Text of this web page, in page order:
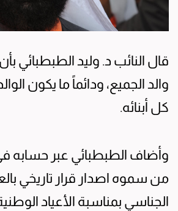
قال النائب د. وليد الطبطبائي
والد الجميع، ودائماً ما يكون
كل أبنائه.
وأضاف الطبطبائي عبر حسابه في
من سموه اصدار قرار تاريخي
الجناسي بمناسبة الأعياد